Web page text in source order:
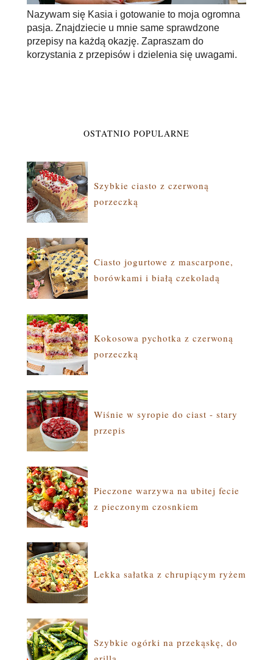
Nazywam się Kasia i gotowanie to moja ogromna
pasja. Znajdziecie u mnie same sprawdzone
przepisy na każdą okazję. Zapraszam do
korzystania z przepisów i dzielenia się uwagami.
OSTATNIO POPULARNE
Szybkie ciasto z czerwoną
porzeczką
Ciasto jogurtowe z mascarpone,
borówkami i białą czekoladą
Kokosowa pychotka z czerwoną
porzeczką
Wiśnie w syropie do ciast - stary
przepis
Pieczone warzywa na ubitej fecie
z pieczonym czosnkiem
Lekka sałatka z chrupiącym ryżem
Szybkie ogórki na przekąskę, do